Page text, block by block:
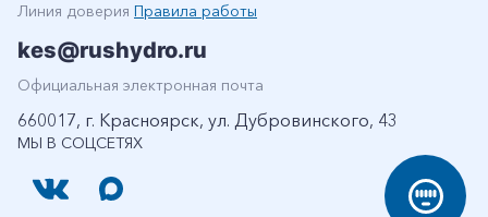
МЫ В СОЦСЕТЯХ
Линия доверия Правила работы
kes@rushydro.ru
Официальная электронная почта
660017, г. Красноярск, ул. Дубровинского, 43